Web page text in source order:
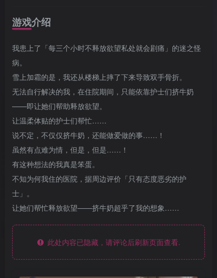
游戏介绍
我患上了「每三个小时不释放欲望私处就会剧痛」的迷之怪
病。
雪上加霜的是，我还从楼梯上摔了下来导致双手骨折。
无法自行解决的我，在住院期间，只能依靠护士们挤牛奶
——即让她们帮助释放欲望。
让温柔体贴的护士们帮忙……
说不定，不仅仅挤牛奶，还能做爱做的事……！
虽然有点难为情，但是，但是……！
有这种想法的我真是笨蛋。
不知为何我住的医院，据周边评价「只有态度恶劣的护
士」。
让她们帮忙释放欲望——挤牛奶超乎了我的想象……
此处内容已隐藏，请评论后刷新页面查看.